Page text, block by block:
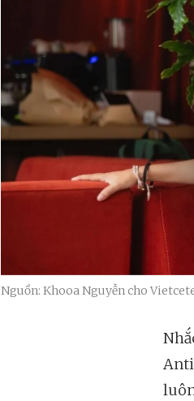
Nguồn: Khooa Nguyễn cho